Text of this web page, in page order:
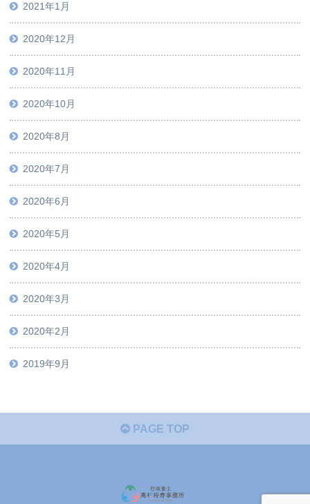
2021年1月
2020年12月
2020年11月
2020年10月
2020年8月
2020年7月
2020年6月
2020年5月
2020年4月
2020年3月
2020年2月
2019年9月
PAGE TOP